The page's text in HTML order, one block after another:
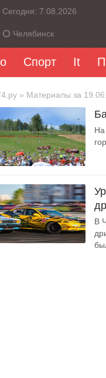
Сегодня: 7.08.2026
Челябинск
Спорт It
» Материалы за
На
В